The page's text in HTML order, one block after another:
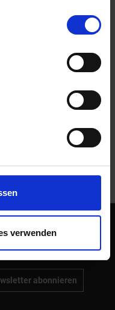
weiterhin nutzen.
verwenden
Beste Qualität.
mehr
und verpassen
von Siebenrock.
abonnieren